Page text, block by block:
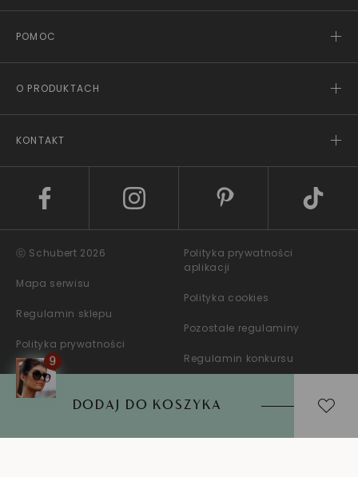
DODAJ DO KOSZYKA
POMOC
O PRODUKTACH
KONTAKT
ⓒ Schubert 2026
Mapa serwisu
Regulamin sklepu
Polityka prywatności
Polityka prywatności
aplikacji
Polityka cookies
Pozostałe regulaminy
Regulamin konkursu